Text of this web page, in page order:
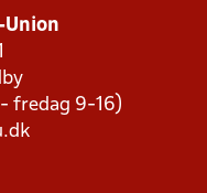
Union
fredag 9-16)